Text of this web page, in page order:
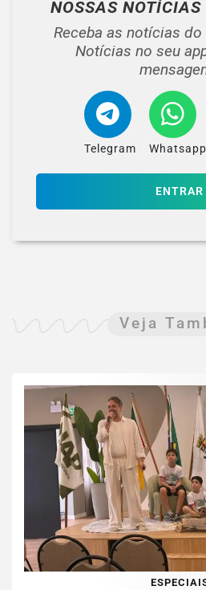
NOSSAS NOTÍCIAS
Receba as notícias
Notícias no seu
Telegram Whatsapp
ENTRAR
Veja